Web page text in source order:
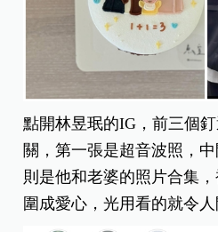
點開林昱珉的IG，前三個
關，第一張是超音波照，
則是他和老婆的照片合集
圍成愛心，光用看的就令人